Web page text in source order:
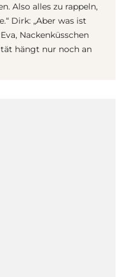
Also alles zu rappeln,
Dirk: „Aber was ist
Nackenküsschen
hängt nur noch an